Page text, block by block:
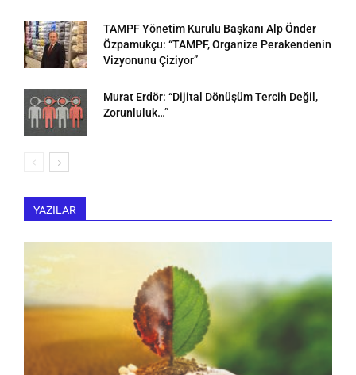
TAMPF Yönetim Kurulu Başkanı Alp Önder
Özpamukçu: “TAMPF, Organize Perakendenin
Vizyonunu Çiziyor”
Murat Erdör: “Dijital Dönüşüm Tercih Değil,
Zorunluluk…”
YAZILAR